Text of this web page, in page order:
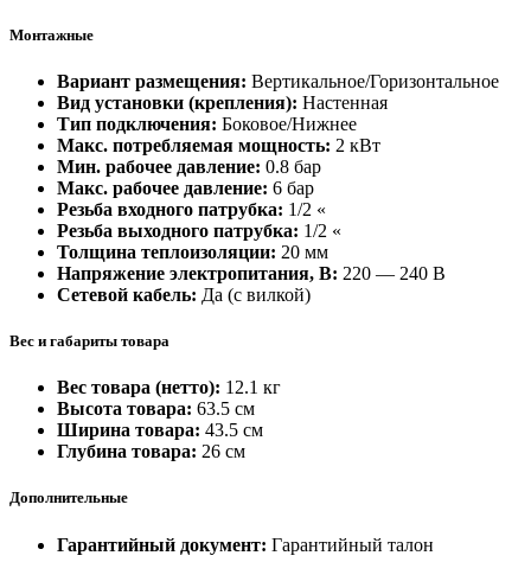
Монтажные
Вариант размещения: Вертикальное/Горизонтальное
Вид установки (крепления): Настенная
Тип подключения: Боковое/Нижнее
Макс. потребляемая мощность: 2 кВт
Мин. рабочее давление: 0.8 бар
Макс. рабочее давление: 6 бар
Резьба входного патрубка: 1/2 «
Резьба выходного патрубка: 1/2 «
Толщина теплоизоляции: 20 мм
Напряжение электропитания, В: 220 — 240 В
Сетевой кабель: Да (с вилкой)
Вес и габариты товара
Вес товара (нетто): 12.1 кг
Высота товара: 63.5 см
Ширина товара: 43.5 см
Глубина товара: 26 см
Дополнительные
Гарантийный документ: Гарантийный талон